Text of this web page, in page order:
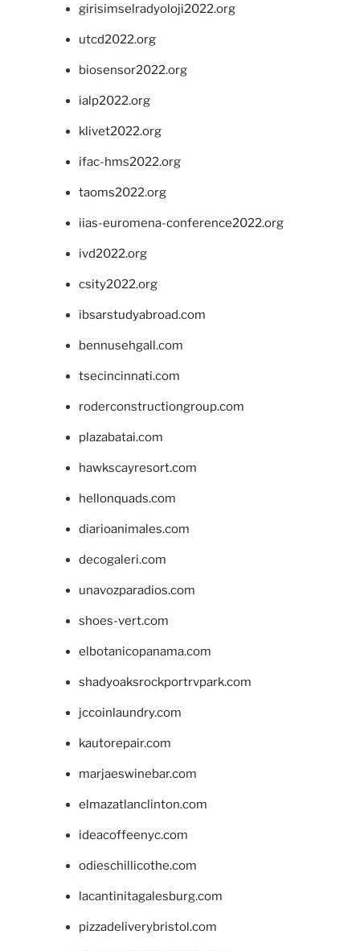
girisimselradyoloji2022.org
utcd2022.org
biosensor2022.org
ialp2022.org
klivet2022.org
ifac-hms2022.org
taoms2022.org
iias-euromena-conference2022.org
ivd2022.org
csity2022.org
ibsarstudyabroad.com
bennusehgall.com
tsecincinnati.com
roderconstructiongroup.com
plazabatai.com
hawkscayresort.com
hellonquads.com
diarioanimales.com
decogaleri.com
unavozparadios.com
shoes-vert.com
elbotanicopanama.com
shadyoaksrockportrvpark.com
jccoinlaundry.com
kautorepair.com
marjaeswinebar.com
elmazatlanclinton.com
ideacoffeenyc.com
odieschillicothe.com
lacantinitagalesburg.com
pizzadeliverybristol.com